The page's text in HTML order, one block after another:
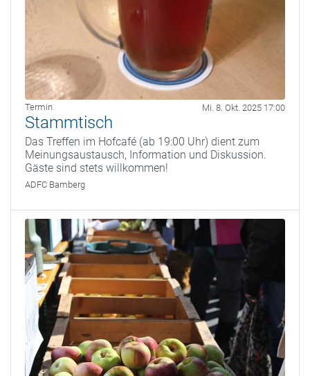
Termin Mi. 8. Okt. 2025 17:00
Stammtisch
Das Treffen im Hofcafé (ab 19:00 Uhr) dient zum
Meinungsaustausch, Information und Diskussion.
Gäste sind stets willkommen!
ADFC Bamberg